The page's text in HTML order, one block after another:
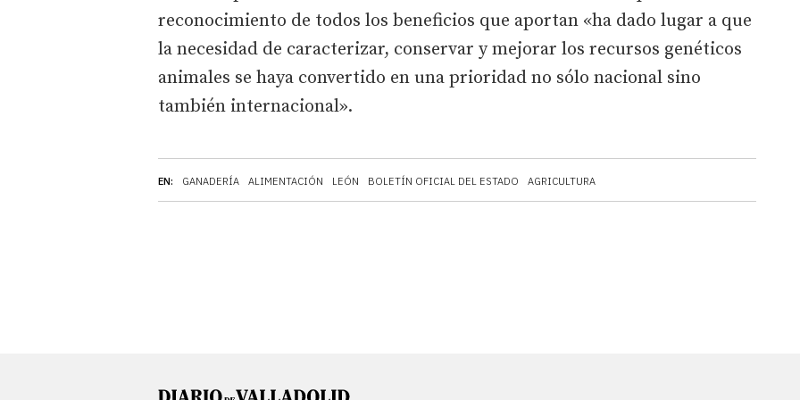
EN: GANADERÍA ALIMENTACIÓN LEÓN BOLETÍN OFICIAL DEL ESTADO AGRICULTURA
reconocimiento de todos los beneficios que aportan «ha dado lugar a que
la necesidad de caracterizar, conservar y mejorar los recursos genéticos
animales se haya convertido en una prioridad no sólo nacional sino
también internacional».